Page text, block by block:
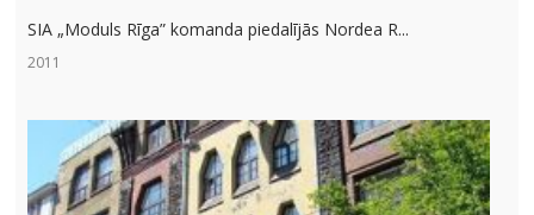
SIA „Moduls Rīga” komanda piedalījās Nordea R...
2011